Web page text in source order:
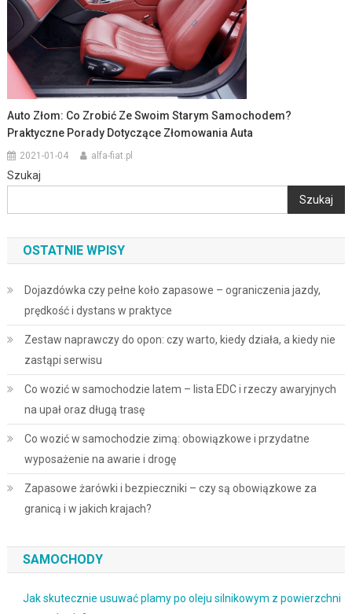
Auto Złom: Co Zrobić Ze Swoim Starym Samochodem?
Praktyczne Porady Dotyczące Złomowania Auta
2021-01-04 alfa-fiat.pl
Szukaj
Szukaj
OSTATNIE WPISY
Dojazdówka czy pełne koło zapasowe – ograniczenia jazdy,
prędkość i dystans w praktyce
Zestaw naprawczy do opon: czy warto, kiedy działa, a kiedy nie
zastąpi serwisu
Co wozić w samochodzie latem – lista EDC i rzeczy awaryjnych
na upał oraz długą trasę
Co wozić w samochodzie zimą: obowiązkowe i przydatne
wyposażenie na awarie i drogę
Zapasowe żarówki i bezpieczniki – czy są obowiązkowe za
granicą i w jakich krajach?
SAMOCHODY
Jak skutecznie usuwać plamy po oleju silnikowym z powierzchni